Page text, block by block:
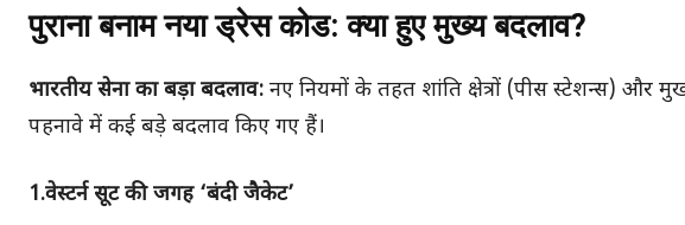
पुराना बनाम नया ड्रेस कोड: क्या हुए मुख्य बदलाव?
भारतीय सेना का बड़ा बदलाव: नए नियमों के तहत शांति क्षेत्रों (पीस स्टेशन्स) और
पहनावे में कई बड़े बदलाव किए गए हैं।
1.वेस्टर्न सूट की जगह ‘बंदी जैकेट’